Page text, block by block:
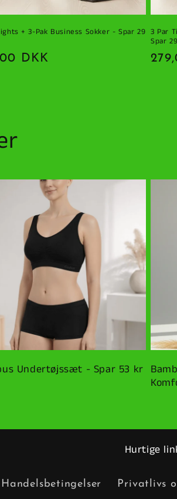
+ 3-Pak Business Sokker - Spar 29
DKK
3 Par
Spar
Undertøjssæt - Spar 53 kr
Hurtige
Handelsbetingelser Privatlivs